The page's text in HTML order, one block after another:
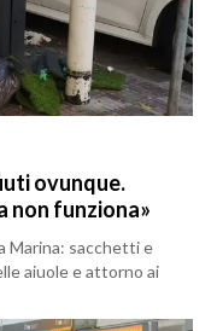
ovunque.
non funziona»
Marina: sacchetti e
aiuole e attorno ai